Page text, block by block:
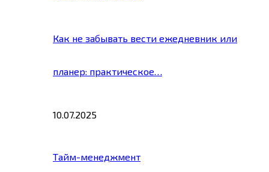
Как не забывать вести ежедневник или
планер: практическое…
10.07.2025
Тайм-менеджмент